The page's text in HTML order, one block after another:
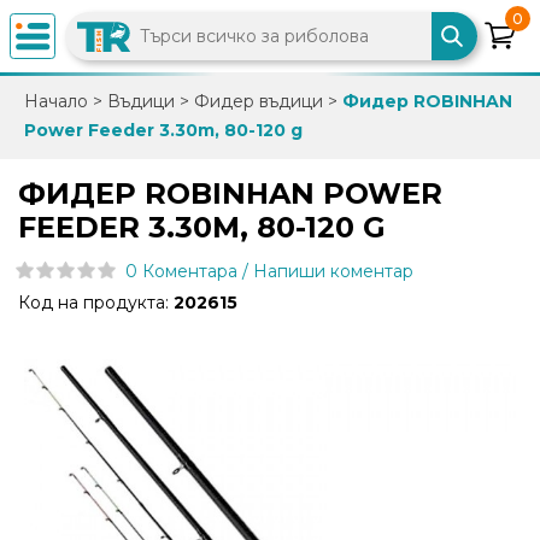
×
0882
086
info@trfish.com
Регистрация
Промоции
0
Начало > Въдици > Фидер въдици > Фидер ROBINHAN
Power Feeder 3.30m, 80-120 g
ФИДЕР ROBINHAN POWER
FEEDER 3.30M, 80-120 G
0 Коментара / Напиши коментар
Код на продукта: 202615